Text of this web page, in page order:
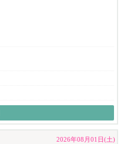
す。
施、生徒・保護者とのコミ
の引率などです。
ンス経験を活かして子ども
い方もぜひご応募くださ
2026年08月01日(土)